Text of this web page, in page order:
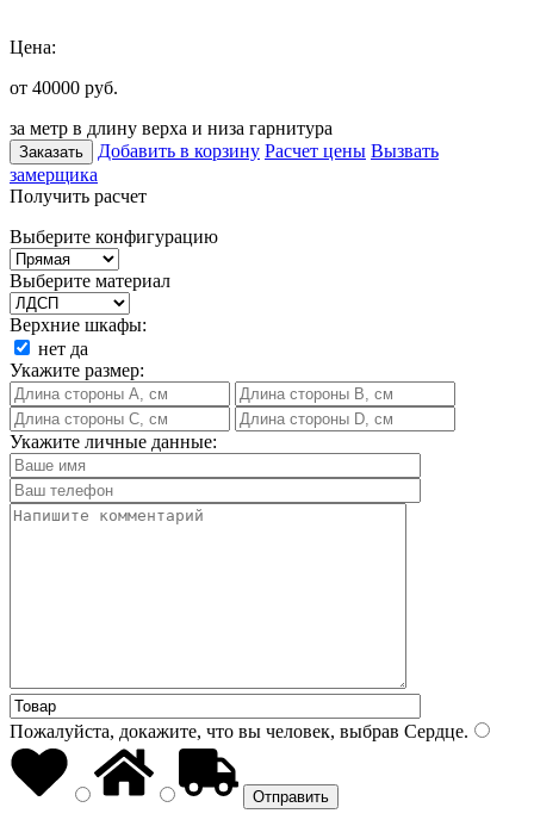
Цена:
от 40000 руб.
за метр в длину верха и низа гарнитура
Заказать Добавить в корзину Расчет цены Вызвать
замерщика
Получить расчет
Выберите конфигурацию
Выберите материал
Верхние шкафы:
нет да
Укажите размер:
Укажите личные данные:
Пожалуйста, докажите, что вы человек, выбрав Сердце.